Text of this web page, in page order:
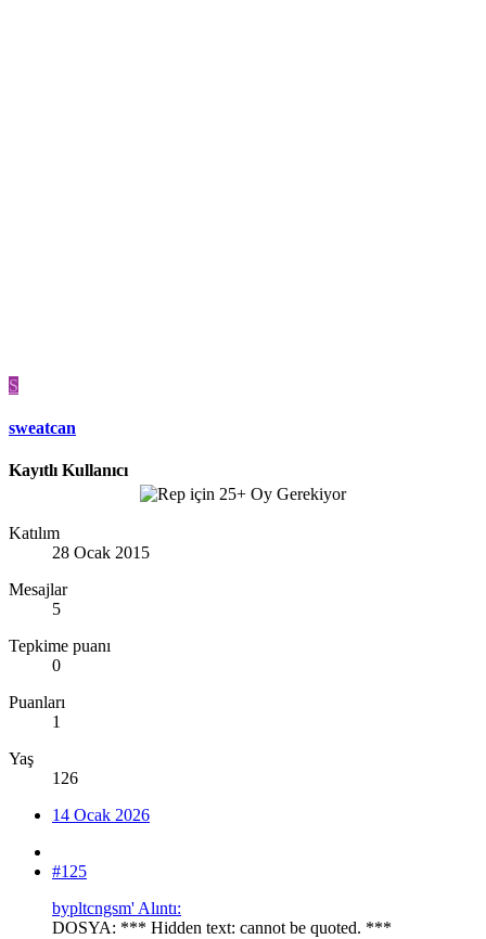
S
sweatcan
Kayıtlı Kullanıcı
Katılım
28 Ocak 2015
Mesajlar
5
Tepkime puanı
0
Puanları
1
Yaş
126
14 Ocak 2026
#125
bypltcngsm' Alıntı:
DOSYA: *** Hidden text: cannot be quoted. ***